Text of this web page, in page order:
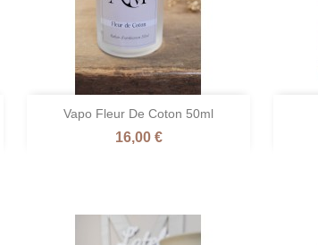
Vapo Fleur De Coton 50ml
Prix
16,00 €
Aperçu rapide